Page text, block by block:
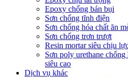
Epoxy chống bán bụi
Sơn chống tĩnh điện
Sơn chống hóa chất ăn
Sơn chống trơn trượt
Resin mortar siêu chịu
Sơn poly urethane
siêu cao
Dịch vụ khác